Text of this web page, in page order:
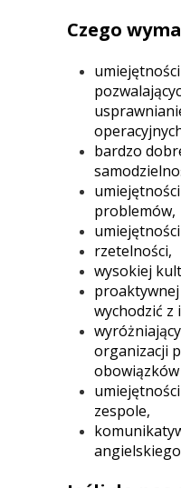
Czego
bardzo
problemów,
rzetelności,
wysokiej
wychodzić z
organizacji
obowiązków
zespole,